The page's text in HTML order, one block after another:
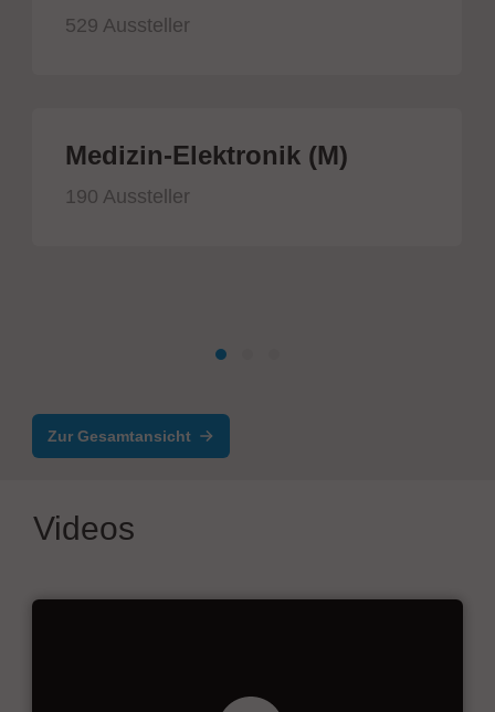
529 Aussteller
Medizin-Elektronik (M)
190 Aussteller
Zur Gesamtansicht
Videos